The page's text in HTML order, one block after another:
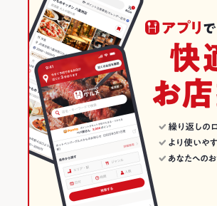
英語メニュ
あり
その他設備 －
その他
飲み放題 あり ：コース料理のご注文必須
食べ放題 なし
カクテル充実、焼酎充実、日本酒充
お子様連れ歓迎
八王子・立川 × 和食
八王子・立川 × 寿司
立川北駅 × 和食
立川北駅 × 寿司
東京 × 居酒屋
東京 × 海鮮
東京 × 和食
東京 × 寿司
八王子・立川のグルメランキング
八王子・立川の居酒屋ランキング
八王子・立川の海鮮ランキング
立川のグルメランキング
立川の居酒屋ランキング
立川の海鮮ランキング